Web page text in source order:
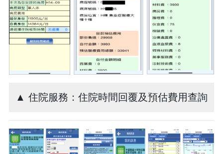
▲ 住院服務：住院時間回覆及預估費用查詢